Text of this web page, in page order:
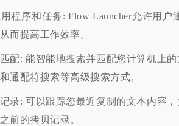
程序和任务: Flow Launcher允许用
而提高工作效率。
配: 能智能地搜索并匹配您计算机上
通配符搜索等高级搜索方式。
录: 可以跟踪您最近复制的文本内容
前的拷贝记录。